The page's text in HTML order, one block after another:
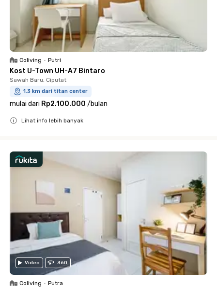
Coliving • Putri
Kost U-Town UH-A7 Bintaro
Sawah Baru, Ciputat
1.3 km dari titan center
mulai dari Rp2.100.000 /bulan
Lihat info lebih banyak
Video 360
Coliving • Putra